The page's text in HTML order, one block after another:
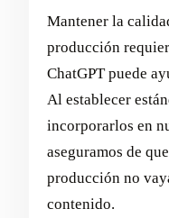
Mantener la
producción
ChatGPT puede
Al establecer
incorporarlos en
aseguramos de
producción no
contenido.